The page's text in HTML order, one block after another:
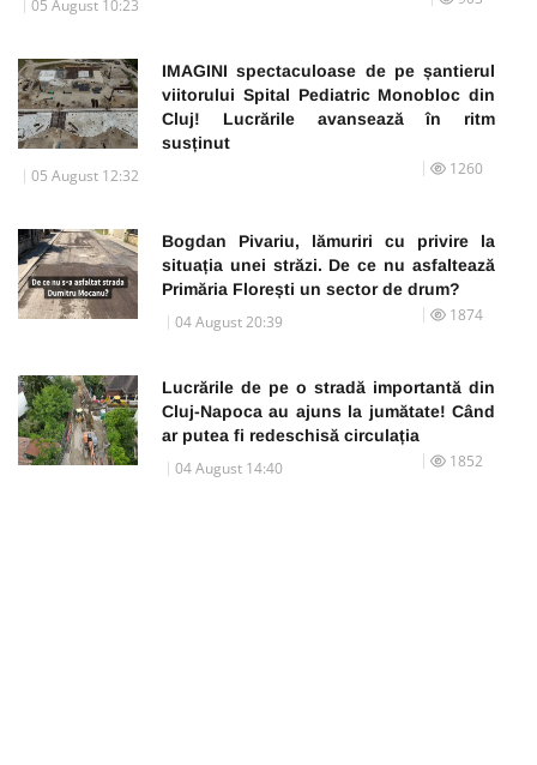
05 August 10:23
IMAGINI spectaculoase de pe șantierul
viitorului Spital Pediatric Monobloc din
Cluj! Lucrările avansează în ritm
susținut
05 August 12:32 1260
Bogdan Pivariu, lămuriri cu privire la
situația unei străzi. De ce nu asfaltează
Primăria Florești un sector de drum?
04 August 20:39 1874
Lucrările de pe o stradă importantă din
Cluj-Napoca au ajuns la jumătate! Când
ar putea fi redeschisă circulația
04 August 14:40 1852